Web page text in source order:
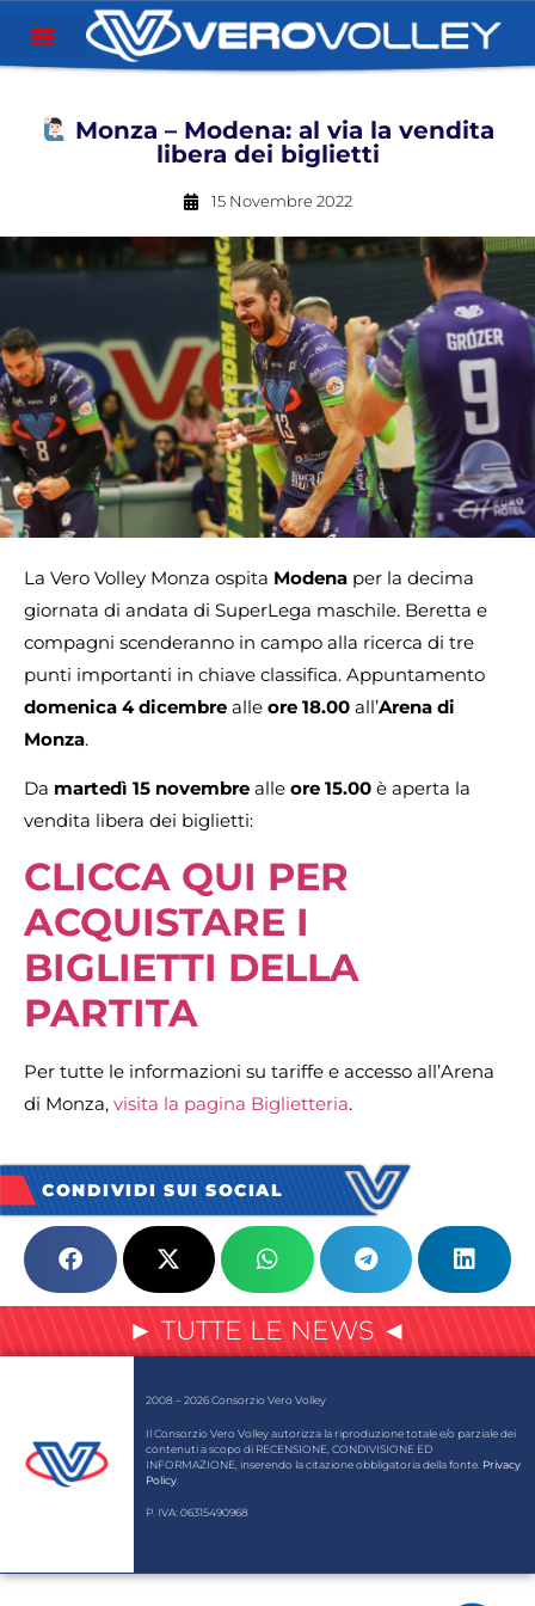
Monza – Modena: al via la vendita
libera dei biglietti
15 Novembre 2022
La Vero Volley Monza ospita Modena per la decima
giornata di andata di SuperLega maschile. Beretta e
compagni scenderanno in campo alla ricerca di tre
punti importanti in chiave classifica. Appuntamento
domenica 4 dicembre alle ore 18.00 all’Arena di
Monza.
Da martedì 15 novembre alle ore 15.00 è aperta la
vendita libera dei biglietti:
CLICCA QUI PER
ACQUISTARE I
BIGLIETTI DELLA
PARTITA
Per tutte le informazioni su tariffe e accesso all’Arena
di Monza, visita la pagina Biglietteria.
CONDIVIDI SUI SOCIAL
► TUTTE LE NEWS ◄
2008 – 2026 Consorzio Vero Volley
Il Consorzio Vero Volley autorizza la riproduzione totale e/o parziale dei
contenuti a scopo di RECENSIONE, CONDIVISIONE ED
INFORMAZIONE, inserendo la citazione obbligatoria della fonte. Privacy
Policy
P. IVA: 06315490968